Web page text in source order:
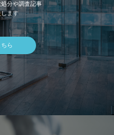
分や調査記事
します
ら